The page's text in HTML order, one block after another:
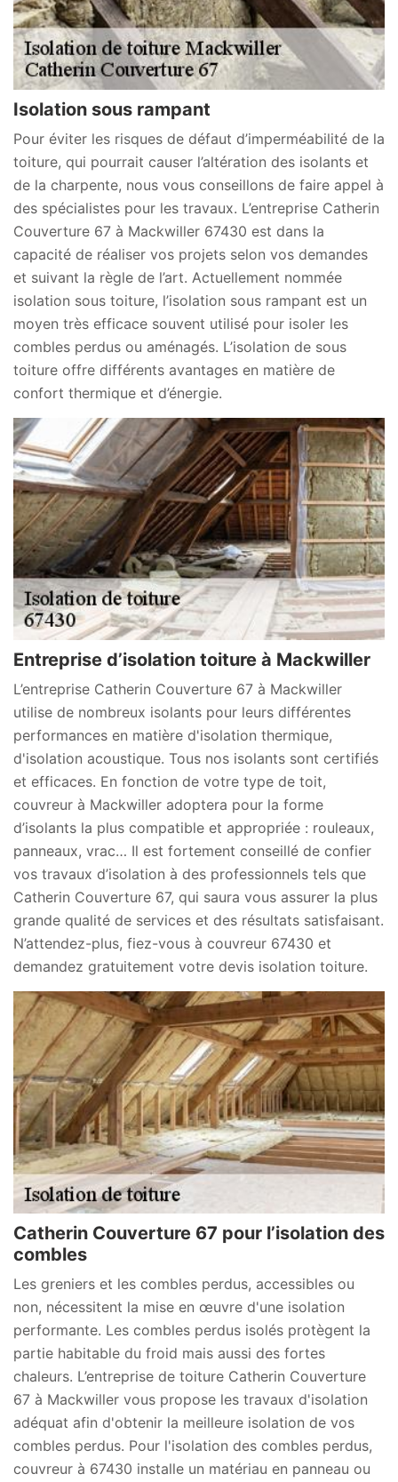
Isolation sous rampant
Pour éviter les risques de défaut d’imperméabilité de la
toiture, qui pourrait causer l’altération des isolants et
de la charpente, nous vous conseillons de faire appel à
des spécialistes pour les travaux. L’entreprise Catherin
Couverture 67 à Mackwiller 67430 est dans la
capacité de réaliser vos projets selon vos demandes
et suivant la règle de l’art. Actuellement nommée
isolation sous toiture, l’isolation sous rampant est un
moyen très efficace souvent utilisé pour isoler les
combles perdus ou aménagés. L’isolation de sous
toiture offre différents avantages en matière de
confort thermique et d’énergie.
Entreprise d’isolation toiture à Mackwiller
L’entreprise Catherin Couverture 67 à Mackwiller
utilise de nombreux isolants pour leurs différentes
performances en matière d'isolation thermique,
d'isolation acoustique. Tous nos isolants sont certifiés
et efficaces. En fonction de votre type de toit,
couvreur à Mackwiller adoptera pour la forme
d’isolants la plus compatible et appropriée : rouleaux,
panneaux, vrac… Il est fortement conseillé de confier
vos travaux d’isolation à des professionnels tels que
Catherin Couverture 67, qui saura vous assurer la plus
grande qualité de services et des résultats satisfaisant.
N’attendez-plus, fiez-vous à couvreur 67430 et
demandez gratuitement votre devis isolation toiture.
Catherin Couverture 67 pour l’isolation des
combles
Les greniers et les combles perdus, accessibles ou
non, nécessitent la mise en œuvre d'une isolation
performante. Les combles perdus isolés protègent la
partie habitable du froid mais aussi des fortes
chaleurs. L’entreprise de toiture Catherin Couverture
67 à Mackwiller vous propose les travaux d'isolation
adéquat afin d'obtenir la meilleure isolation de vos
combles perdus. Pour l'isolation des combles perdus,
couvreur à 67430 installe un matériau en panneau ou